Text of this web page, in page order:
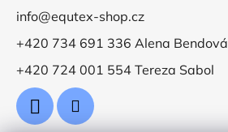
info@equtex-shop.cz
+420 734 691 336 Alena Bendová
+420 724 001 554 Tereza Sabol